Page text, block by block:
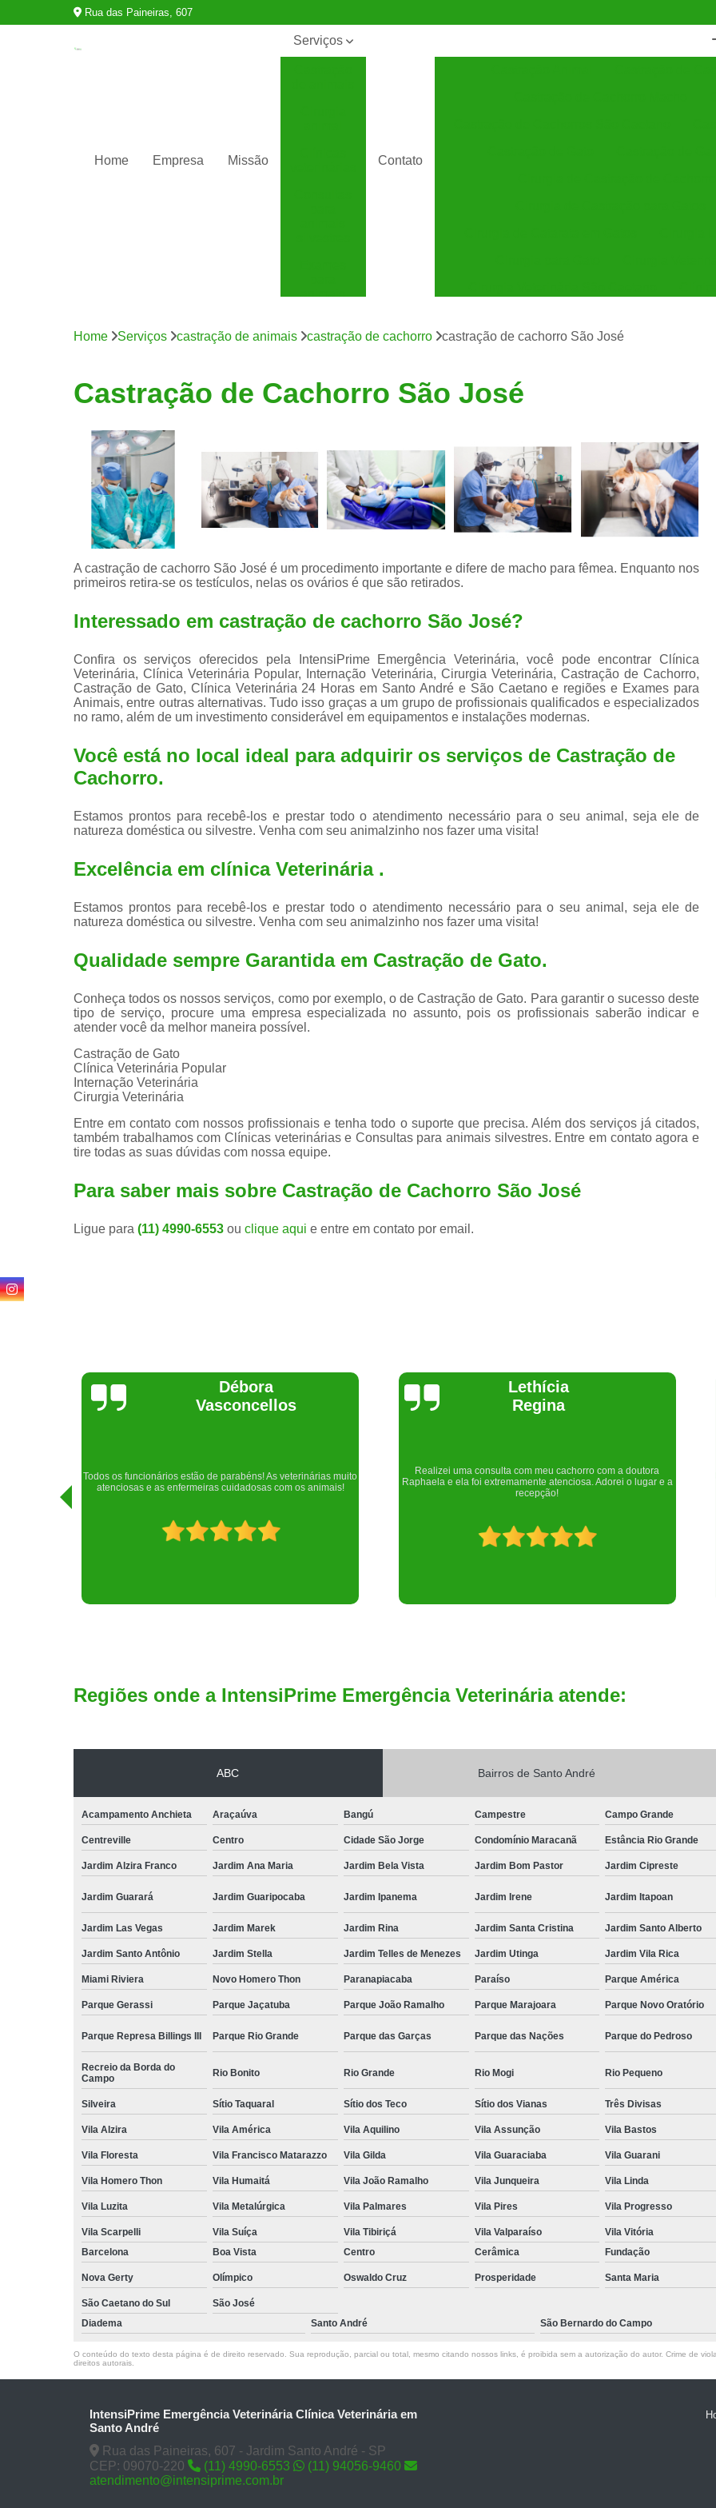
Rua das Paineiras, 607
Home Empresa Missão
Serviços
animais
para
tártaro
Contato
Clínica Veterinária Especializada em Cães
Consulta de
Consulta Médica
Consulta Médica Veterinária para
Consulta para
Consulta para Animais Silvestres São
Consulta Veterinária para Silvestres
Exame de Laboratório para Animais
Exame de Raio X para Animais
Exame de Ultrassom para
Exame para Animais Santo André
Limpeza de Tártaro Canina
Limpeza de
Limpeza de Tártaro para Gatos
Limpeza Tártaro Santo André
Limpeza
Home Serviços castração de animais castração de cachorro castração de cachorro São José
Castração de Cachorro São José
A castração de cachorro São José é um procedimento importante e difere de macho para fêmea. Enquanto nos
primeiros retira-se os testículos, nelas os ovários é que são retirados.
Interessado em castração de cachorro São José?
Confira os serviços oferecidos pela IntensiPrime Emergência Veterinária, você pode encontrar Clínica
Veterinária, Clínica Veterinária Popular, Internação Veterinária, Cirurgia Veterinária, Castração de Cachorro,
Castração de Gato, Clínica Veterinária 24 Horas em Santo André e São Caetano e regiões e Exames para
Animais, entre outras alternativas. Tudo isso graças a um grupo de profissionais qualificados e especializados
no ramo, além de um investimento considerável em equipamentos e instalações modernas.
Você está no local ideal para adquirir os serviços de Castração de
Cachorro.
Estamos prontos para recebê-los e prestar todo o atendimento necessário para o seu animal, seja ele de
natureza doméstica ou silvestre. Venha com seu animalzinho nos fazer uma visita!
Excelência em clínica Veterinária .
Estamos prontos para recebê-los e prestar todo o atendimento necessário para o seu animal, seja ele de
natureza doméstica ou silvestre. Venha com seu animalzinho nos fazer uma visita!
Qualidade sempre Garantida em Castração de Gato.
Conheça todos os nossos serviços, como por exemplo, o de Castração de Gato. Para garantir o sucesso deste
tipo de serviço, procure uma empresa especializada no assunto, pois os profissionais saberão indicar e
atender você da melhor maneira possível.
Castração de Gato
Clínica Veterinária Popular
Internação Veterinária
Cirurgia Veterinária
Entre em contato com nossos profissionais e tenha todo o suporte que precisa. Além dos serviços já citados,
também trabalhamos com Clínicas veterinárias e Consultas para animais silvestres. Entre em contato agora e
tire todas as suas dúvidas com nossa equipe.
Para saber mais sobre Castração de Cachorro São José
Ligue para (11) 4990-6553 ou clique aqui e entre em contato por email.
Lethícia
Regina
Realizei uma consulta com meu cachorro com a doutora
Raphaela e ela foi extremamente atenciosa. Adorei o lugar e a
recepção!
Joelma Lilian
Um lugar maravilhoso. Sempre serei grata pelo que fizeram por
nós!
Regiões onde a IntensiPrime Emergência Veterinária atende:
ABC Bairros de Santo André
Acampamento Anchieta Araçaúva Bangú Campestre Campo Grande
Centreville Centro Cidade São Jorge Condomínio Maracanã Estância Rio Grande
Jardim Alzira Franco Jardim Ana Maria Jardim Bela Vista Jardim Bom Pastor Jardim Cipreste
Jardim Guarará Jardim Guaripocaba Jardim Ipanema Jardim Irene Jardim Itapoan
Jardim Las Vegas Jardim Marek Jardim Rina Jardim Santa Cristina Jardim Santo Alberto
Jardim Santo Antônio Jardim Stella Jardim Telles de Menezes Jardim Utinga Jardim Vila Rica
Miami Riviera Novo Homero Thon Paranapiacaba Paraíso Parque América
Parque Gerassi Parque Jaçatuba Parque João Ramalho Parque Marajoara Parque Novo Oratório
Parque Represa Billings III Parque Rio Grande Parque das Garças Parque das Nações Parque do Pedroso
Recreio da Borda do
Campo
Rio Bonito Rio Grande Rio Mogi Rio Pequeno
Silveira Sítio Taquaral Sítio dos Teco Sítio dos Vianas Três Divisas
Vila Alzira Vila América Vila Aquilino Vila Assunção Vila Bastos
Vila Floresta Vila Francisco Matarazzo Vila Gilda Vila Guaraciaba Vila Guarani
Vila Homero Thon Vila Humaitá Vila João Ramalho Vila Junqueira Vila Linda
Vila Luzita Vila Metalúrgica Vila Palmares Vila Pires Vila Progresso
Vila Scarpelli Vila Suíça Vila Tibiriçá Vila Valparaíso Vila Vitória
Barcelona
Boa Vista Centro Cerâmica Fundação
Nova Gerty Olímpico Oswaldo Cruz Prosperidade Santa Maria
São Caetano do Sul
São José
Diadema
Santo André São Bernardo do Campo
O conteúdo do texto desta página é de direito reservado. Sua reprodução, parcial ou total, mesmo citando nossos links, é proibida sem a autorização do autor. Crime de
direitos autorais
IntensiPrime Emergência Veterinária Clínica Veterinária em
Santo André
Rua das Paineiras, 607 - Jardim Santo André - SP
CEP: 09070-220
(11) 4990-6553
(11) 94056-9460
atendimento@intensiprime.com.br